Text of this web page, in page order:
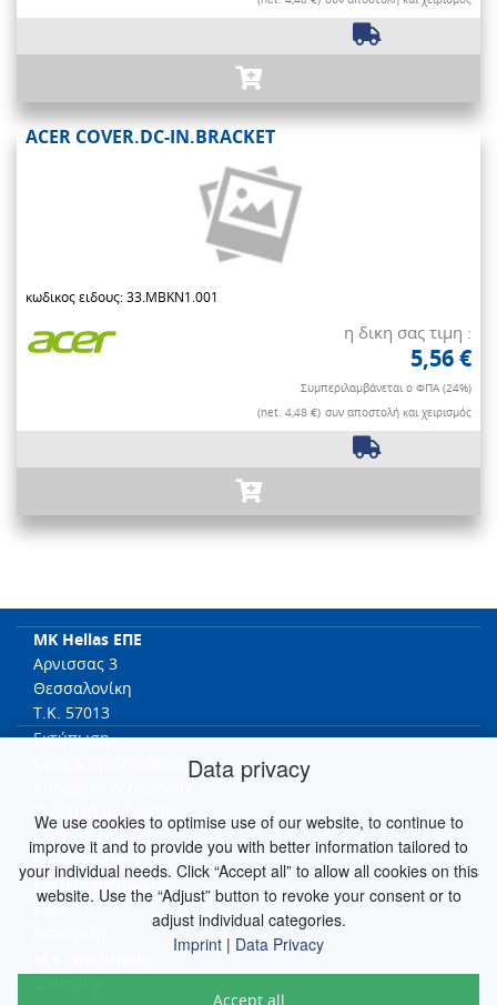
Data privacy
We use cookies to optimise use of our website, to continue to
improve it and to provide you with better information tailored to
your individual needs. Click “Accept all” to allow all cookies on this
website. Use the “Adjust” button to revoke your consent or to
adjust individual categories.
Imprint | Data Privacy
Accept all
ACER COVER.DC-IN.BRACKET
κωδικος ειδους: 33.MBKN1.001
η δικη σας τιμη :
5,56 €
Συμπεριλαμβάνεται ο ΦΠΑ (24%)
(net. 4,48 €) συν αποστολή και χειρισμός
MK Hellas ΕΠΕ
Αρνισσας 3
Θεσσαλονίκη
T.K. 57013
Εκτύπωση
Πολιτική ακύρωσης
Cookie Settings
Επικοινωνία
Έντυπο ακύρωσης